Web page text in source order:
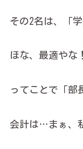
その2名は、「
ほな、最適やな！
ってことで「部
会計は…まぁ、